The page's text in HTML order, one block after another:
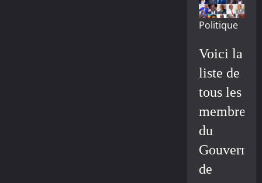
Politique
Voici la
liste de
tous les
membres
du
de